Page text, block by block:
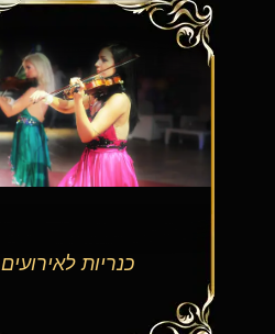
כנריות לאירועים